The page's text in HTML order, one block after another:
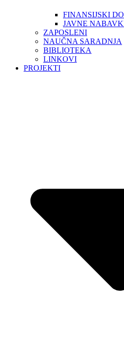
FINANSIJSKI
JAVNE
ZAPOSLENI
NAUČNA SARADNJA
BIBLIOTEKA
LINKOVI
PROJEKTI